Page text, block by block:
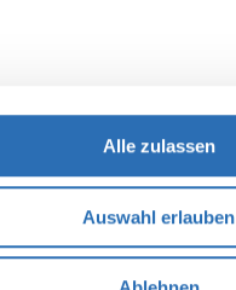
Alle zulassen
Auswahl erlauben